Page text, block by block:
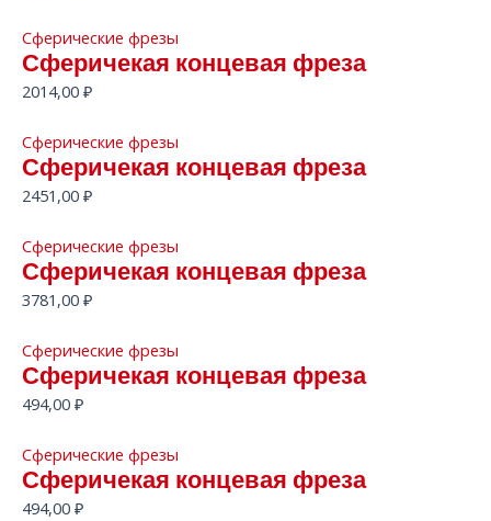
Сферические фрезы
Сферичекая концевая фреза
2014,00 ₽
Сферические фрезы
Сферичекая концевая фреза
2451,00 ₽
Сферические фрезы
Сферичекая концевая фреза
3781,00 ₽
Сферические фрезы
Сферичекая концевая фреза
494,00 ₽
Сферические фрезы
Сферичекая концевая фреза
494,00 ₽